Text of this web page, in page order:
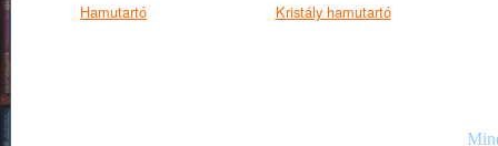
Hamutartó Kristály hamutartó